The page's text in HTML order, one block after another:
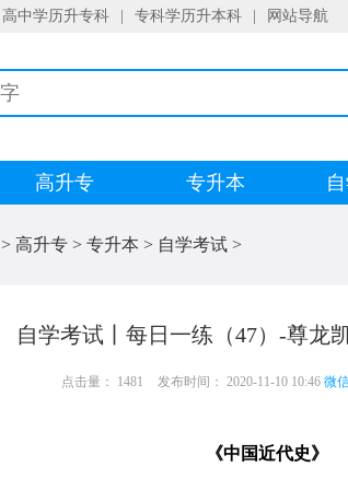
高中学历升专科 专科学历升本科 网站导航
高升专 专升本
> 高升专 > 专升本 > 自学考试 >
自学考试丨每日一练（47）-尊龙
点击量： 1481 发布时间： 2020-11-10 10:46 微
《中国近代史》